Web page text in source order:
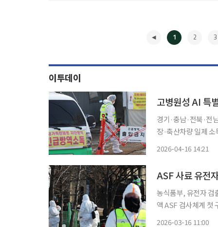
1 2 3
이투데이
고병원성 AI 특
경기·충남·전북·전
장·축산차량 일제 소독…30일까
2026-04-16 14:21
농식품부, 유전자 검
액 ASF 검사체계 첫 구축…4월 재발
2026-03-16 11:00